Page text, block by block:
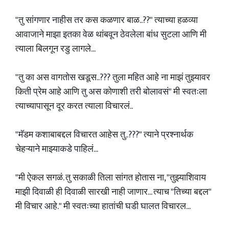
"तु सांगणार नाहीस तर कस कळणार बाळ..??" त्याच्या हळव्या
आवाजाने माझा इतका वेळ थांबवून ठेवलेला बांध सुटला आणि मी
त्याला बिलगून रडु लागले...
"तु का अस वागतोस खडूस..??? तुला महित आहे ना माझं तुझ्यावर
किती प्रेम आहे आणि तु अस कोणाशी तरी बोलावसं" मी स्वतःला
त्याच्यापासून दूर करत त्याला विचारलं..
"मॅडम कशाबाबद्दल विचारत आहेस तु..???" त्याने प्रश्नार्थक
चेहऱ्याने माझ्याकडे पाहिलं...
"मी ऐकल सगळं. तु सकाळी तिला सांगत होतास ना, "तुझ्याशिवाय
माझी दिवाळी ही दिवाळी सारखी नाही जाणार... त्याच "तिच्या बद्दल"
मी विचार आहे." मी स्वतःच्या हातांची घडी घालत विचारल...